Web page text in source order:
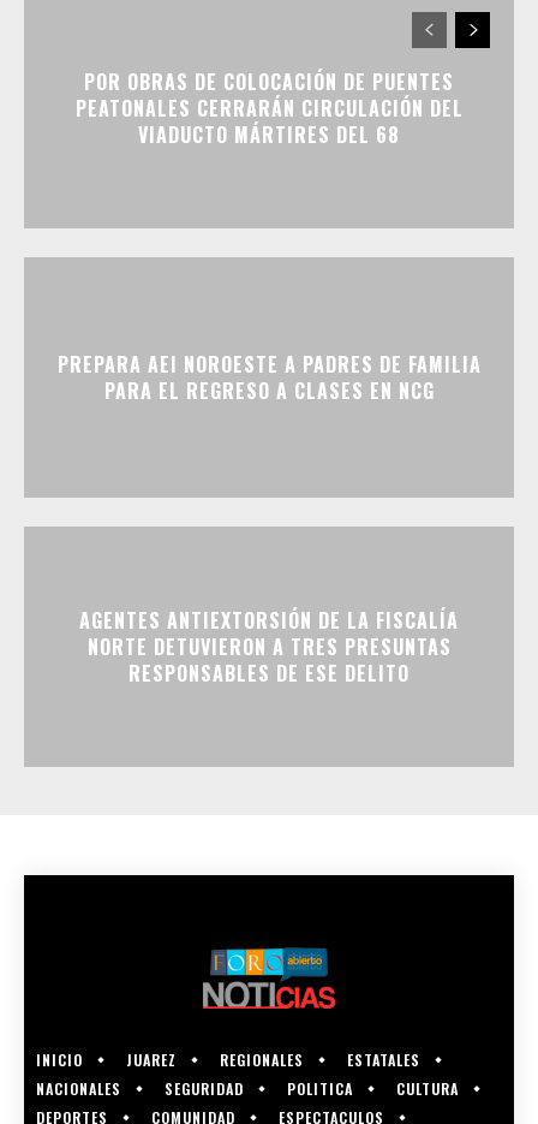
POR OBRAS DE COLOCACIÓN DE PUENTES
PEATONALES CERRARÁN CIRCULACIÓN DEL
VIADUCTO MÁRTIRES DEL 68
PREPARA AEI NOROESTE A PADRES DE FAMILIA
PARA EL REGRESO A CLASES EN NCG
AGENTES ANTIEXTORSIÓN DE LA FISCALÍA
NORTE DETUVIERON A TRES PRESUNTAS
RESPONSABLES DE ESE DELITO
INICIO JUAREZ REGIONALES
ESTATALES
NACIONALES
SEGURIDAD POLITICA
CULTURA
DEPORTES
COMUNIDAD ESPECTACULOS